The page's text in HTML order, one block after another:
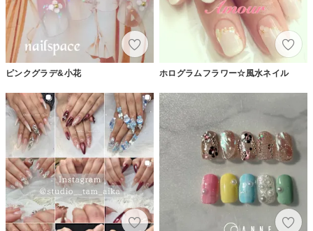
ピンクグラデ&小花 ホログラムフラワー☆風水ネイル